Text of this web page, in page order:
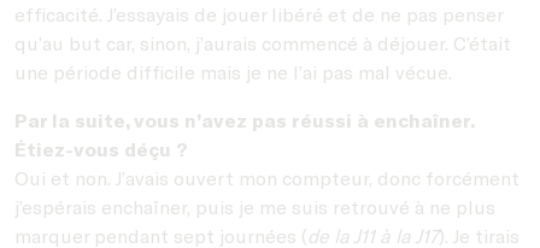
efficacité. J’essayais de jouer libéré et de ne pas penser
qu’au but car, sinon, j’aurais commencé à déjouer. C’était
une période difficile mais je ne l’ai pas mal vécue.
Par la suite, vous n’avez pas réussi à enchaîner.
Étiez-vous déçu ?
Oui et non. J’avais ouvert mon compteur, donc forcément
j’espérais enchaîner, puis je me suis retrouvé à ne plus
marquer pendant sept journées (de la J11 à la J17). Je tirais